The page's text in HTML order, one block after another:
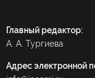
Главный редактор:
А. А. Тургиева
Адрес электронной